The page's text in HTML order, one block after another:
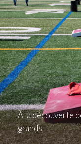
À la découverte
grands